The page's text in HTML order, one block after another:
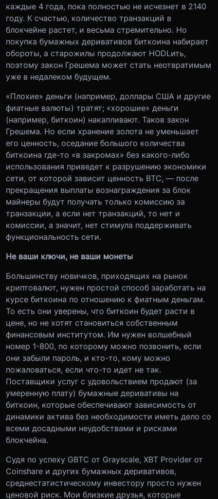
каждые 4 года, пока полностью не исчезнет в 2140
году. К счастью, количество транзакций в
блокчейне растет, и весьма стремительно. Но
покупка бумажных деривативов биткоина набирает
обороты, а старожилы продолжают HODLить,
поэтому закон Грешема может стать неотвратимым
уже в недалеком будущем.
«Плохие» деньги (например, доллары США и другие
фиатные валюты) тратят; «хорошие» деньги
(например, биткоин) накапливают. Таков закон
Грешема. Но если хранение золота не уменьшает
его ценность, оседание большого количества
биткоина где-то «в закромах» без какого-либо
использования приведет к разрушению экономики
сети, от которой зависит ценность ВТС, — после
прекращения выплаты вознаграждения за блок
майнеры будут получать только комиссию за
транзакции, а если нет транзакций, то нет и
комиссии, а значит, нет стимула поддерживать
функциональность сети.
Не ваши ключи, не ваши монеты
Большинству новичков, приходящих на рынок
криптовалют, нужен простой способ заработать на
курсе биткоина по отношению к фиатным деньгам.
То есть они уверены, что биткоин будет расти в
цене, но не хотят становиться собственным
финансовым институтом. Им нужен волшебный
номер 1-800, по которому можно позвонить, если
они забыли пароль, и кто-то, кому можно
пожаловаться, если что-то идет не так.
Поставщики услуг с удовольствием продают (за
умеренную плату) бумажные деривативы на
биткоин, которые обеспечивают зависимость от
динамики актива без необходимости иметь дело со
всеми досадными неудобствами и рисками
блокчейна.
Судя по успеху GBTC от Grayscale, XBT Provider от
Coinshare и других бумажных деривативов,
среднестатистическому инвестору просто нужен
ценовой риск. Мои близкие друзья, которые